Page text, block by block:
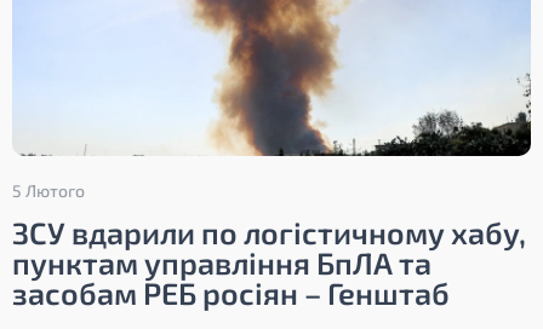
5 Лютого
ЗСУ вдарили по логістичному хабу,
пунктам управління БпЛА та
засобам РЕБ росіян – Генштаб